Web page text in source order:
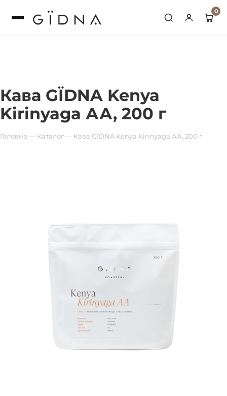
0
Кава GЇDNA Kenya
Kirinyaga АА, 200 г
Головна — Каталог— Кава GЇDNA Kenya Kirinyaga АА, 200 г